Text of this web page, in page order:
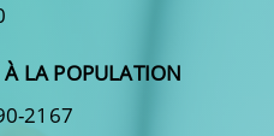
LA POPULATION
2167